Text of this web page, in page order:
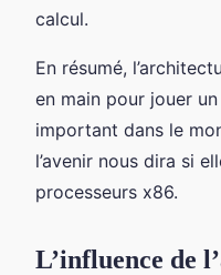
calcul.
En résumé,
en main pour jouer
important dans le
l’avenir nous dira si
processeurs x86.
L’influence de